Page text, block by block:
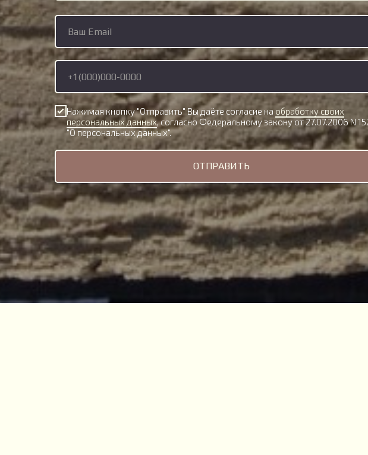
Нажимая кнопку "Отправить" Вы даёте согласие на обработку своих
персональных данных, согласно Федеральному закону от 27.07.2006 N
"О персональных данных".
ОТПРАВИТЬ